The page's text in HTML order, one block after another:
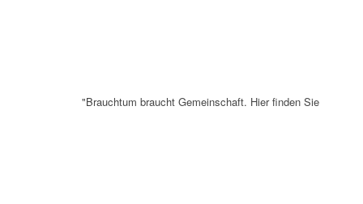
"Brauchtum braucht Gemeinschaft. Hier finden Sie